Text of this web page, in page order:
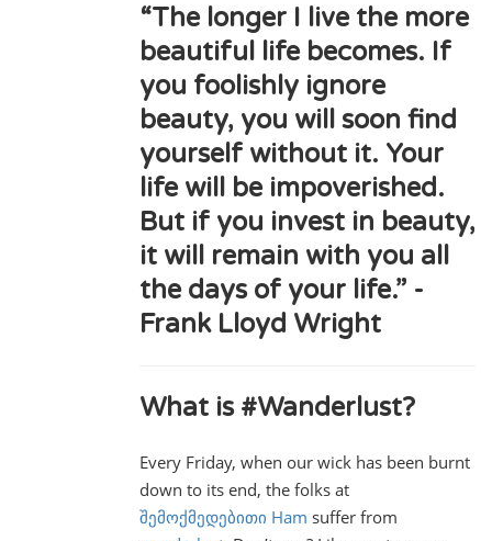
“The longer I live the more
beautiful life becomes. If
you foolishly ignore
beauty, you will soon find
yourself without it. Your
life will be impoverished.
But if you invest in beauty,
it will remain with you all
the days of your life.” -
Frank Lloyd Wright
What is #Wanderlust?
Every Friday, when our wick has been burnt
down to its end, the folks at
შემოქმედებითი Ham suffer from